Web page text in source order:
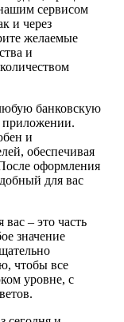
сервисом
и через
желаемые
и
банковскую
приложении.
и
обеспечивая
оформления
для вас
– это часть
значение
чтобы все
уровне, с